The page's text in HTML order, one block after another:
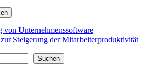
Unternehmenssoftware
Steigerung der Mitarbeiterproduktivität
Suchen